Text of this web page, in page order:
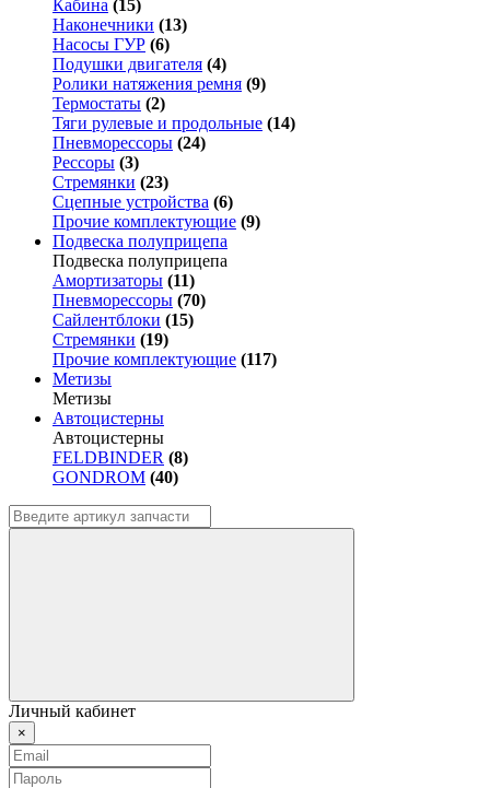
Кабина (15)
Наконечники (13)
Насосы ГУР (6)
Подушки двигателя (4)
Ролики натяжения ремня (9)
Термостаты (2)
Тяги рулевые и продольные (14)
Пневморессоры (24)
Рессоры (3)
Стремянки (23)
Сцепные устройства (6)
Прочие комплектующие (9)
Подвеска полуприцепа
Подвеска полуприцепа
Амортизаторы (11)
Пневморессоры (70)
Сайлентблоки (15)
Стремянки (19)
Прочие комплектующие (117)
Метизы
Метизы
Автоцистерны
Автоцистерны
FELDBINDER (8)
GONDROM (40)
Личный кабинет
×